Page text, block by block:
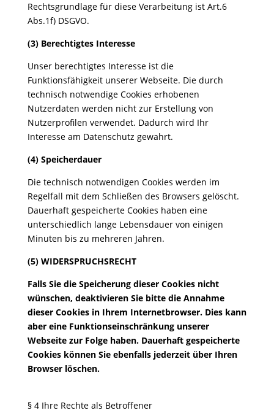
Rechtsgrundlage für diese Verarbeitung ist Art.6
Abs.1f) DSGVO.
(3) Berechtigtes Interesse
Unser berechtigtes Interesse ist die
Funktionsfähigkeit unserer Webseite. Die durch
technisch notwendige Cookies erhobenen
Nutzerdaten werden nicht zur Erstellung von
Nutzerprofilen verwendet. Dadurch wird Ihr
Interesse am Datenschutz gewahrt.
(4) Speicherdauer
Die technisch notwendigen Cookies werden im
Regelfall mit dem Schließen des Browsers gelöscht.
Dauerhaft gespeicherte Cookies haben eine
unterschiedlich lange Lebensdauer von einigen
Minuten bis zu mehreren Jahren.
(5) WIDERSPRUCHSRECHT
Falls Sie die Speicherung dieser Cookies nicht
wünschen, deaktivieren Sie bitte die Annahme
dieser Cookies in Ihrem Internetbrowser. Dies kann
aber eine Funktionseinschränkung unserer
Webseite zur Folge haben. Dauerhaft gespeicherte
Cookies können Sie ebenfalls jederzeit über Ihren
Browser löschen.
§ 4 Ihre Rechte als Betroffener